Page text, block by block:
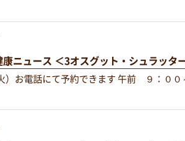
ュース ＜3オスグット・シュラッ
）お電話にて予約できます 午前 ９：００